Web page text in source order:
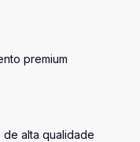
premium
alta qualidade